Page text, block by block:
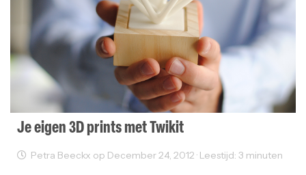
Je eigen 3D prints met Twikit
Petra Beeckx op December 24, 2012 · Leestijd: 3 minuten